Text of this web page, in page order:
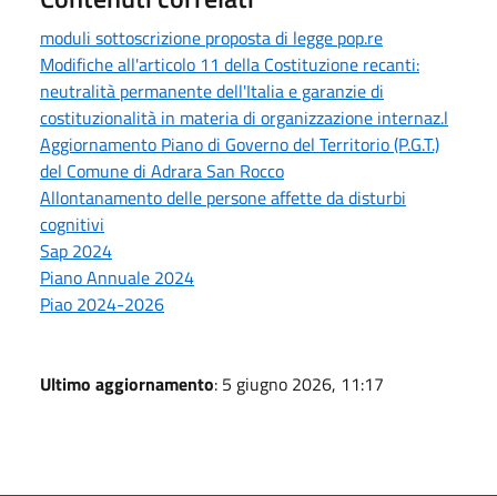
moduli sottoscrizione proposta di legge pop.re
Modifiche all'articolo 11 della Costituzione recanti:
neutralità permanente dell'Italia e garanzie di
costituzionalità in materia di organizzazione internaz.l
Aggiornamento Piano di Governo del Territorio (P.G.T.)
del Comune di Adrara San Rocco
Allontanamento delle persone affette da disturbi
cognitivi
Sap 2024
Piano Annuale 2024
Piao 2024-2026
Ultimo aggiornamento: 5 giugno 2026, 11:17